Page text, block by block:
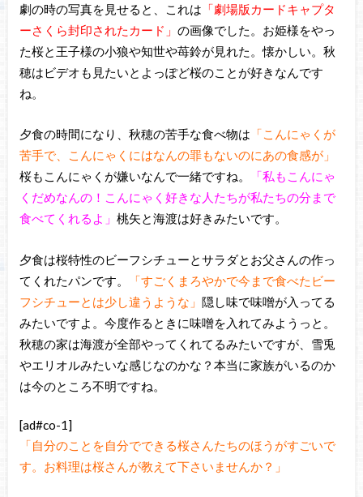
劇の時の写真を見せると、これは 「劇場版カードキャプタ
ーさくら封印されたカード」 の画像でした。お姫様をやっ
た桜と王子様の小狼や知世や苺鈴が見れた。懐かしい。秋
穂はビデオも見たいとよっぽど桜のことが好きなんです
ね。
夕食の時間になり、秋穂の苦手な食べ物は 「こんにゃくが
苦手で、こんにゃくにはなんの罪もないのにあの食感が」
桜もこんにゃくが嫌いなんで一緒ですね。
「私もこんにゃ
くだめなんの！こんにゃく好きな人たちが私たちの分まで
食べてくれるよ」 桃矢と海渡は好きみたいです。
夕食は桜特性のビーフシチューとサラダとお父さんの作っ
てくれたパンです。
「すごくまろやかで今まで食べたビー
フシチューとは少し違うような」 隠し味で味噌が入ってる
みたいですよ。今度作るときに味噌を入れてみようっと。
秋穂の家は海渡が全部やってくれてるみたいですが、雪兎
やエリオルみたいな感じなのかな？本当に家族がいるのか
は今のところ不明ですね。
[ad#co-1]
「自分のことを自分でできる桜さんたちのほうがすごいで
す。お料理は桜さんが教えて下さいませんか？」